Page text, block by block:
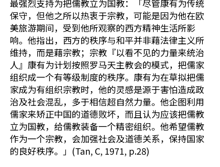
最强烈支持为把儒教立为国教：「尽管康有为传统
保守，但他之所以热衷于宗教，可能是因为他在欧
美旅游期间，受到他所观察的西方精神生活所影
响。他指出，西方的秩序与和平并非藉法律主义所
维持，而是藉宗教；宗教『以看不见的力量来统治
人』康有为计划按照罗马天主教会的模式，把儒家
组织成一个有等级制度的秩序。康有为在草拟把儒
家成为有组织宗教时，他的灵感是源于害怕造成政
治及社会混乱，多于相信超自然力量。他企图利用
儒家来矫正中国的道德败坏，而且认为应该把儒教
立为国教，给儒教装备一个精密组织。他希望儒教
作为一个宗教，会加强社会及道德关系，保持国家
的良好秩序。」(Tan, C, 1971, p.28)